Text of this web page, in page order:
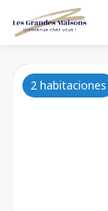
2 habitaciones